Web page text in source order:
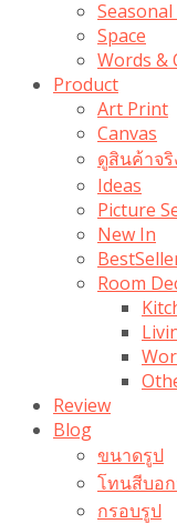
Space
Words &
Product
Art Print
Canvas
ดูสินค้าจริ
Ideas
Picture
New In
Room
Review
Blog
ขนาดรูป
โทนสีบอ
กรอบรูป